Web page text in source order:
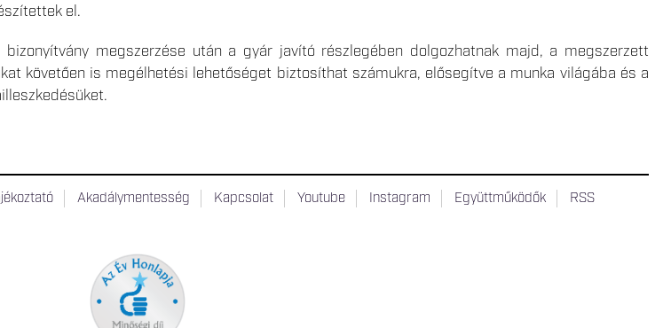
el.
megszerzése után a gyár javító részlegében dolgozhatnak majd, a megszerzett
követően is megélhetési lehetőséget biztosíthat számukra, elősegítve a munka világába és a
Akadálymentesség Kapcsolat Youtube Instagram Együttműködők RSS